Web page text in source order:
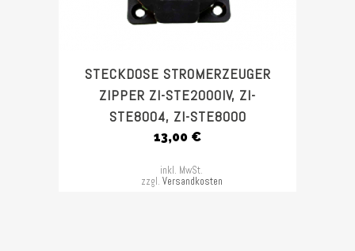
STECKDOSE STROMERZEUGER
ZIPPER ZI-STE2000IV, ZI-
STE8004, ZI-STE8000
13,00 €
inkl. MwSt.
zzgl. Versandkosten